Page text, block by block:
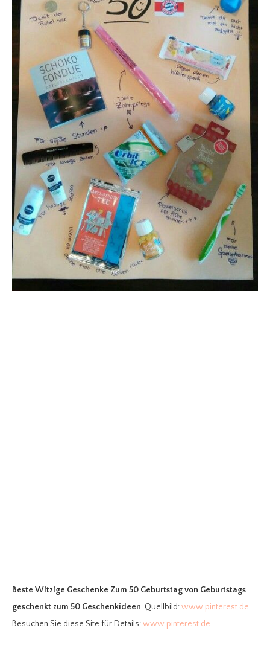
Beste Witzige Geschenke Zum 50 Geburtstagvon Geburtstags
geschenkt zum 50 Geschenkideen. Quellbild:www.pinterest.de.
Besuchen Sie diese Site für Details:www.pinterest.de